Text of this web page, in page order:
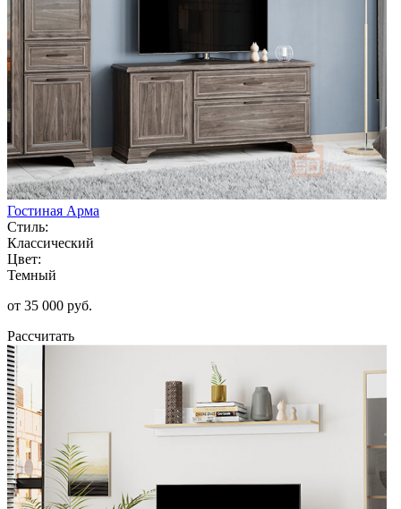
Гостиная Арма
Стиль:
Классический
Цвет:
Темный
от 35 000 руб.
Рассчитать